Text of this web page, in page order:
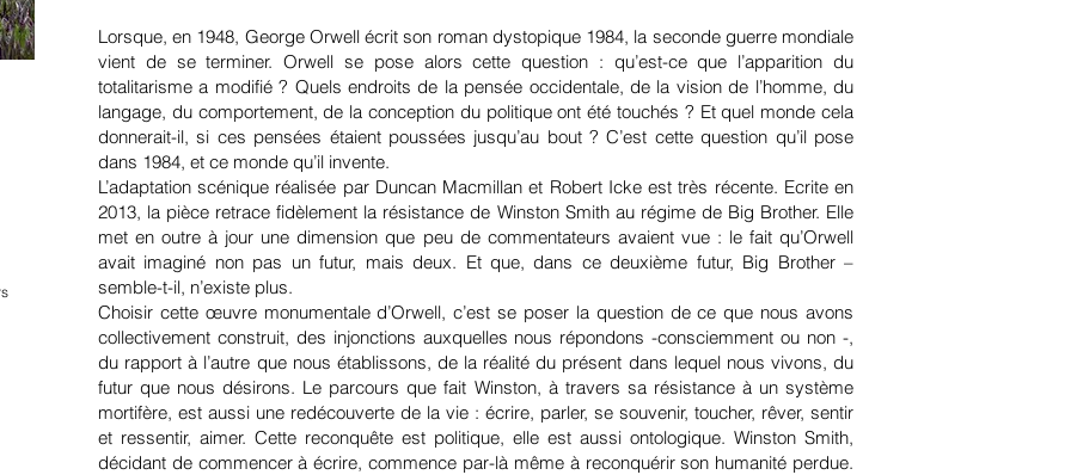
Lorsque, en 1948, George Orwell écrit son roman dystopique 1984, la seconde guerre mondiale
vient de se terminer. Orwell se pose alors cette question : qu’est-ce que l’apparition du
totalitarisme a modifié ? Quels endroits de la pensée occidentale, de la vision de l’homme, du
langage, du comportement, de la conception du politique ont été touchés ? Et quel monde cela
donnerait-il, si ces pensées étaient poussées jusqu’au bout ? C’est cette question qu’il pose
dans 1984, et ce monde qu’il invente.
L’adaptation scénique réalisée par Duncan Macmillan et Robert Icke est très récente. Ecrite en
2013, la pièce retrace fidèlement la résistance de Winston Smith au régime de Big Brother. Elle
met en outre à jour une dimension que peu de commentateurs avaient vue : le fait qu’Orwell
avait imaginé non pas un futur, mais deux. Et que, dans ce deuxième futur, Big Brother –
semble-t-il, n’existe plus.
Choisir cette œuvre monumentale d’Orwell, c’est se poser la question de ce que nous avons
collectivement construit, des injonctions auxquelles nous répondons -consciemment ou non -,
du rapport à l’autre que nous établissons, de la réalité du présent dans lequel nous vivons, du
futur que nous désirons. Le parcours que fait Winston, à travers sa résistance à un système
mortifère, est aussi une redécouverte de la vie : écrire, parler, se souvenir, toucher, rêver, sentir
et ressentir, aimer. Cette reconquête est politique, elle est aussi ontologique. Winston Smith,
décidant de commencer à écrire, commence par-là même à reconquérir son humanité perdue.